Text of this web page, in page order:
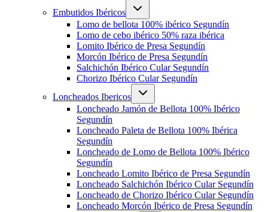
Embutidos Ibéricos
Alternar
hijo
Lomo de bellota 100% ibérico Segundín
Lomo de cebo ibérico 50% raza ibérica
Lomito Ibérico de Presa Segundín
Morcón Ibérico de Presa Segundín
Salchichón Ibérico Cular Segundín
Chorizo Ibérico Cular Segundín
Loncheados Ibericos
Alternar
hijo
Loncheado Jamón de Bellota 100% Ibérico
Segundín
Loncheado Paleta de Bellota 100% Ibérica
Segundín
Loncheado de Lomo de Bellota 100% Ibérico
Segundín
Loncheado Lomito Ibérico de Presa Segundín
Loncheado Salchichón Ibérico Cular Segundín
Loncheado de Chorizo Ibérico Cular Segundín
Loncheado Morcón Ibérico de Presa Segundín